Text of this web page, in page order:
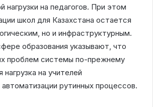
нагрузки на педагогов. При этом
школ для Казахстана остается
но и инфраструктурным.
образования указывают, что
проблем системы по-прежнему
на учителей
рутинных процессов.